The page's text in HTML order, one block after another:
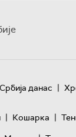
Србија данас |
| Кошарка |